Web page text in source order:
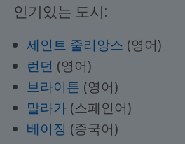
인기있는 도시:
세인트 줄리앙스 (영어)
런던 (영어)
브라이튼 (영어)
말라가 (스페인어)
베이징 (중국어)